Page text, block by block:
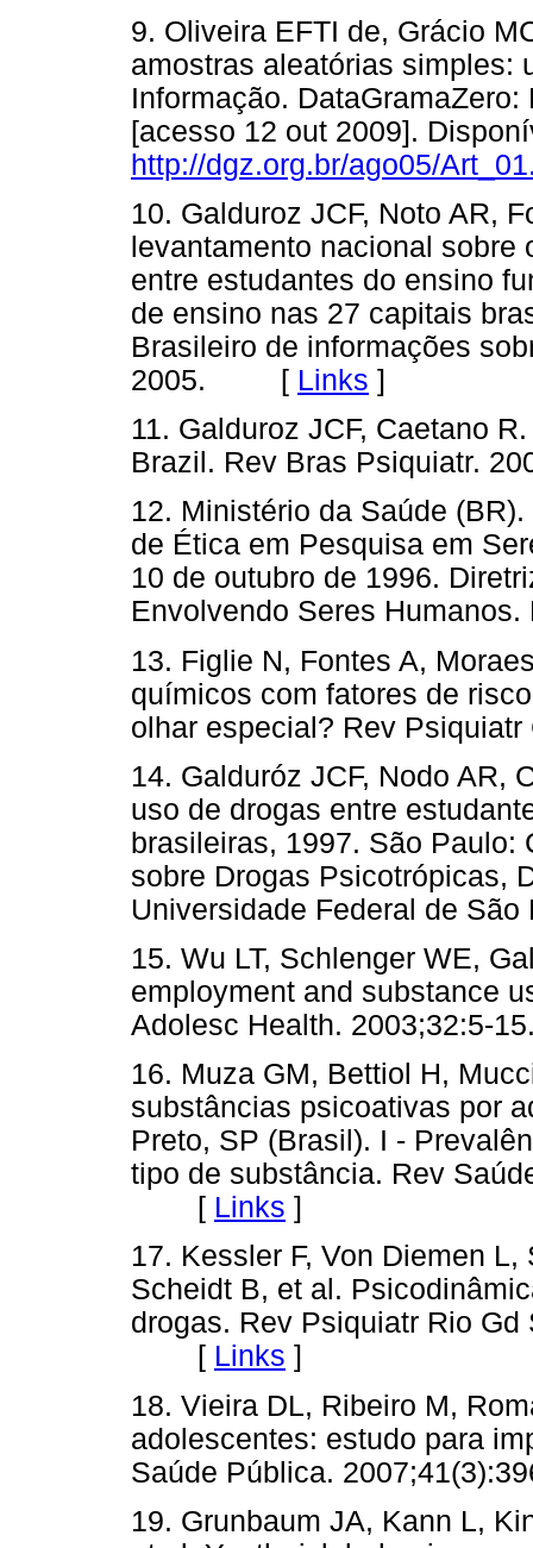
9. Oliveira EFTI de, Grácio
amostras aleatórias simples:
Informação.
[acesso 12 out 2009].
http://dgz.org.br/ago05/
10. Galduroz JCF, Noto AR,
levantamento nacional
entre estudantes do ensino
de ensino nas 27 capitais
Brasileiro de informações
2005. [ Links ]
11. Galduroz JCF, Caetano
Brazil. Rev Bras
12. Ministério da Saúde
de Ética em Pesquisa em
10 de outubro de 1996.
Envolvendo Seres
13. Figlie N, Fontes A,
químicos com fatores de
olhar especial? Rev
14. Galduróz JCF, Nodo AR,
uso de drogas entre
brasileiras, 1997. São Paulo:
sobre Drogas Psicotrópicas,
Universidade Federal de
15. Wu LT, Schlenger WE,
employment and substance
Adolesc Health.
16. Muza GM, Bettiol H,
substâncias psicoativas por
Preto, SP (Brasil). I -
tipo de substância. Rev
[ Links ]
17. Kessler F, Von Diemen
Scheidt B, et al.
drogas. Rev Psiquiatr Rio
[ Links ]
18. Vieira DL, Ribeiro M,
adolescentes: estudo para
Saúde Pública.
19. Grunbaum JA, Kann L,